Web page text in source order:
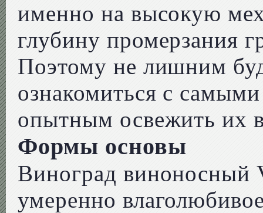
именно на высокую
глубину промерзания
Поэтому не лишним
ознакомиться с
опытным освежить их
Формы основы
Виноград виноносный
умеренно